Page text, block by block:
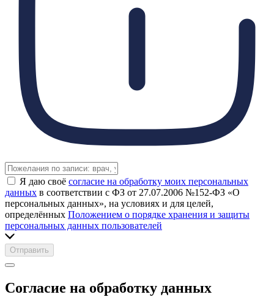
Я даю своё согласие на обработку моих персональных
данных в соответствии с ФЗ от 27.07.2006 №152-ФЗ «О
персональных данных», на условиях и для целей,
определённых Положением о порядке хранения и защиты
персональных данных пользователей
Отправить
Согласие на обработку данных